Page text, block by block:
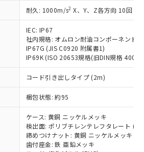
耐久: 1000m/s2 X、Y、Z各方向 10回
IEC: IP67
社内規格: オムロン耐油コンポーネント
IP67G (JIS C0920 附属書1)
IP69K (ISO 20653規格(旧DIN規格
コード引き出しタイプ (2m)
梱包状態: 約95
ケース: 黄銅 ニッケルメッキ
検出面: ポリブチレンテレフタレート
締めつけナット: 黄銅 ニッケルメッキ
歯付座金: 鉄 亜鉛メッキ
き作成されるものであり、閲
時点での実際の在庫および標
は異なる場合があることをご
さい。
期状況および標準価格はお客
引先、またはお客様担当のオ
御機器販売店・当社販売員に
ださい。
制御機器販売店や当社販売拠
販売ネットワーク
」をご確認
および標準価格結果を当社の
諾なく第三者に漏洩または開
ようお願いします。
下、 水銀(Hg) 1000ppm以下、 カド
以下、
1000ppm以下、ポリ臭化ビフェニル
以下、ポリ臭化ジフェニルエーテル類
以下、フタル酸ビス(2-エチルヘキシ
DOP) 1000ppm以下、フタル酸ブチ
） 1000ppm以下、フタル酸ジブチル
以下、フタル酸ジイソブチル
下
産業用監視および制御機器に対する
類の４物質については閾値を超える意
の基準値 (GB/T26572)：
、 Hg(水銀) : 1000ppm、 Cd(カドミウ
) : 1000ppm、 PBBs(ポリ臭化ビフェ
、 PBDEs(ポリ臭化ジフェニルエーテ
チル) : 1000ppm、 DIBP(フタル酸ジ
、 BBP(フタル酸ブチルベンジ
使用期限
物質（10物質）のすべてが基
ることを示します。
外への提供する場合は、日本
輸出許可(または役務取引許
得するなどの必要な手続きを
制貨物を破棄する場合は、完
するなど、違法に輸出されな
要な手段を講じます。
社製品を、核兵器、ミサイ
兵器、生物兵器またはその他
しません。
貴社製品を第三者に販売する
上記1、2および3の内容を当
に通知します。また当社は、
数以上の在庫あり
数には満たないが在庫あり
なし(最新の在庫状況につ
は、お客様のお取引先、ま
お客様担当のオムロン制御
販売店・当社販売員にご確
ださい)